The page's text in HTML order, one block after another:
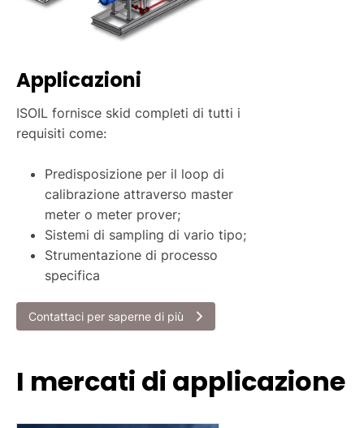
Applicazioni
ISOIL fornisce skid completi di tutti i
requisiti come:
Predisposizione per il loop di
calibrazione attraverso master
meter o meter prover;
Sistemi di sampling di vario tipo;
Strumentazione di processo
specifica
Contattaci per saperne di più
I mercati di applicazione